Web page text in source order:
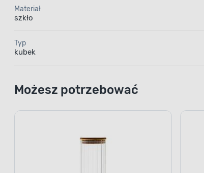
Materiał
szkło
Typ
kubek
Możesz potrzebować